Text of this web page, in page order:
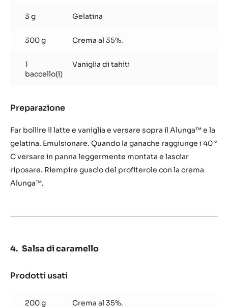
3 g Gelatina
300 g Crema al 35%.
1
baccello(i)
Vaniglia di tahiti
Preparazione
Alunga™
Far bollire il latte e vaniglia e versare sopra il Alunga™ e la
gelatina. Emulsionare. Quando la ganache raggiunge i 40 °
C versare in panna leggermente montata e lasciar
riposare. Riempire guscio del profiterole con la crema
Alunga™.
Salsa di caramello
Prodotti usati
di
200 g Crema al 35%.